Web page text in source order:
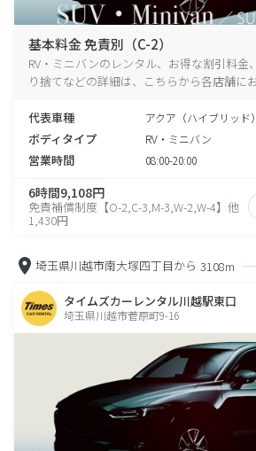
基本料金 免責別（C-2）
RV・ミニバンのレンタル、お得な割引料金
り捨てなどの詳細は、こちらから各店舗に
代表車種 アクア（ハイブリッド
ボディタイプ RV・ミニバン
営業時間 08:00-20:00
6時間9,108円
免責補償制度【O-2,C-3,M-3,W-2,W-4】他
1,430円
埼玉県川越市南大塚四丁目から 3108m
タイムズカーレンタル川越駅東口
埼玉県川越市菅原町9-16